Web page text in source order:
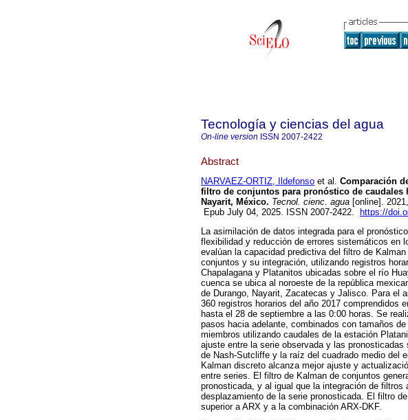
Tecnología y ciencias del agua
On-line version ISSN 2007-2422
Abstract
NARVAEZ-ORTIZ, Ildefonso et al. Comparación
filtro de conjuntos para pronóstico de caudales
Nayarit, México. Tecnol. cienc. agua [online].
Epub July 04, 2025. ISSN 2007-2422.
https://
La asimilación de datos integrada para el
flexibilidad y reducción de errores sistemáticos en
evalúan la capacidad predictiva del filtro de
conjuntos y su integración, utilizando registros
Chapalagana y Platanitos ubicadas sobre el río
cuenca se ubica al noroeste de la república
de Durango, Nayarit, Zacatecas y Jalisco. Para el
360 registros horarios del año 2017 comprendidos
hasta el 28 de septiembre a las 0:00 horas. Se
pasos hacia adelante, combinados con tamaños
miembros utilizando caudales de la estación
ajuste entre la serie observada y las
de Nash-Sutcliffe y la raíz del cuadrado medio del
Kalman discreto alcanza mejor ajuste y
entre series. El filtro de Kalman de conjuntos
pronosticada, y al igual que la integración de filtros
desplazamiento de la serie pronosticada. El filtro
superior a ARX y a la combinación ARX-DKF.